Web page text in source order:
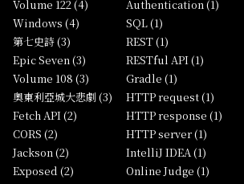
Volume 122 (4)
Windows (4)
第七史詩 (3)
Epic Seven (3)
Volume 108 (3)
奧東利亞城大悲劇 (3)
Fetch API (2)
CORS (2)
Jackson (2)
Exposed (2)
Authentication (1)
SQL (1)
REST (1)
RESTful API (1)
Gradle (1)
HTTP request (1)
HTTP response (1)
HTTP server (1)
IntelliJ IDEA (1)
Online Judge (1)